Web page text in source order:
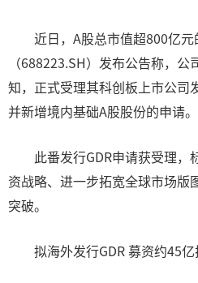
近日，A股总市值超800亿
（688223.SH）发布公告称，
知，正式受理其科创板上市公司
并新增境内基础A股股份的申请。
此番发行GDR申请获受理
资战略、进一步拓宽全球市场版
突破。
拟海外发行GDR 募资约45